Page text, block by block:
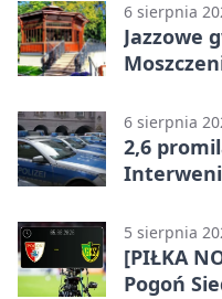
6 sierpnia
Jazzowe
6 sierpnia
2,6
5 sierpnia
[PIŁKA
Pogoń